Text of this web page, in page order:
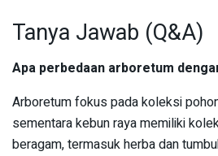
Tanya Jawab (Q&A)
Apa perbedaan arboretum
Arboretum fokus pada koleksi
sementara kebun raya memiliki
beragam, termasuk herba dan